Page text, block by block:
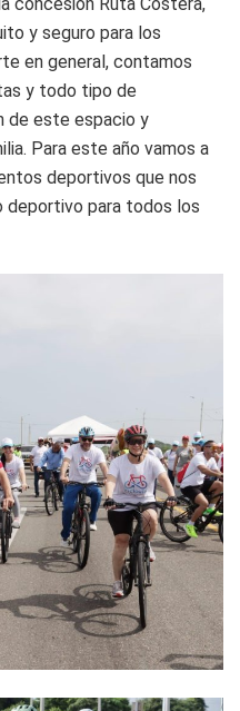
y seguro para los
en general, contamos
y todo tipo de
de este espacio y
Para este año vamos a
deportivos que nos
deportivo para todos los